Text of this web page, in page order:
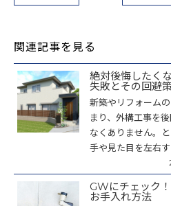
関連記事を見る
絶対後悔したく
失敗とその回避策
新築やリフォーム
まり、外構工事を
なくありません。
手や見た目を左右す
GWにチェック
お手入れ方法